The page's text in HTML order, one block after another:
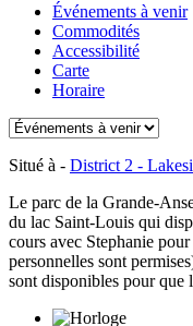
Événements à venir
Commodités
Accessibilité
Carte
Horaire
Situé à - District 2 -
Le parc de la Grande-
du lac Saint-Louis qui
cours avec Stephanie
personnelles sont
sont disponibles pour que